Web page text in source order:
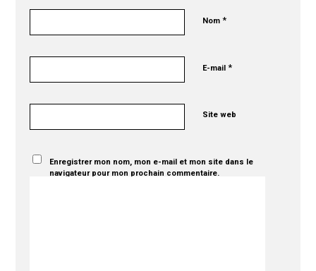
Nom*
E-mail*
Site web
Enregistrer mon nom, mon e-mail et mon site dans le
navigateur pour mon prochain commentaire.